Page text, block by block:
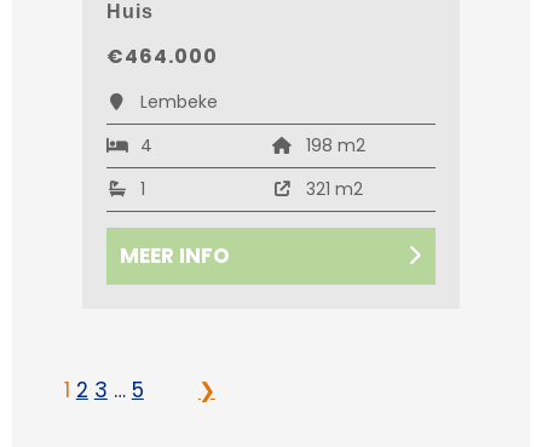
Huis
€464.000
Lembeke
4
198 m2
1
321 m2
MEER INFO
1 2 3 … 5 ❯